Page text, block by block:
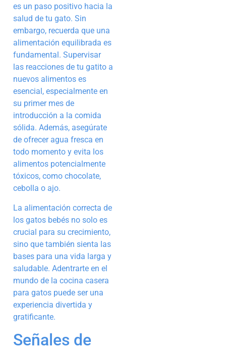
es un paso positivo hacia la
salud de tu gato. Sin
embargo, recuerda que una
alimentación equilibrada es
fundamental. Supervisar
las reacciones de tu gatito a
nuevos alimentos es
esencial, especialmente en
su primer mes de
introducción a la comida
sólida. Además, asegúrate
de ofrecer agua fresca en
todo momento y evita los
alimentos potencialmente
tóxicos, como chocolate,
cebolla o ajo.
La alimentación correcta de
los gatos bebés no solo es
crucial para su crecimiento,
sino que también sienta las
bases para una vida larga y
saludable. Adentrarte en el
mundo de la cocina casera
para gatos puede ser una
experiencia divertida y
gratificante.
Señales de